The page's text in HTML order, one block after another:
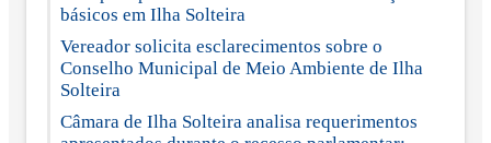
básicos em Ilha Solteira
Vereador solicita esclarecimentos sobre o
Conselho Municipal de Meio Ambiente de Ilha
Solteira
Câmara de Ilha Solteira analisa requerimentos